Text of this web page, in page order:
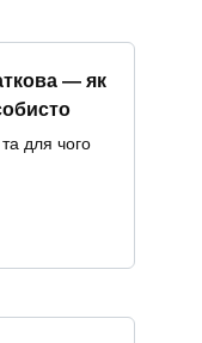
— як
для чого